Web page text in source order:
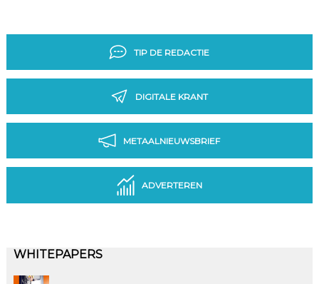
TIP DE REDACTIE
DIGITALE KRANT
METAALNIEUWSBRIEF
ADVERTEREN
WHITEPAPERS